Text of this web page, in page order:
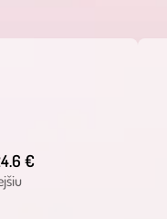
€